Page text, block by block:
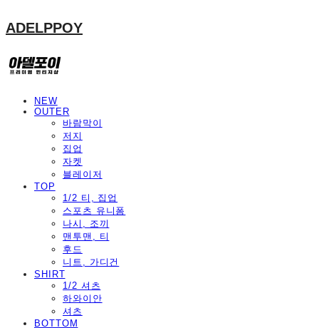
ADELPPOY
NEW
OUTER
바람막이
저지
집업
자켓
블레이저
TOP
1/2 티, 집업
스포츠 유니폼
나시, 조끼
맨투맨, 티
후드
니트, 가디건
SHIRT
1/2 셔츠
하와이안
셔츠
BOTTOM